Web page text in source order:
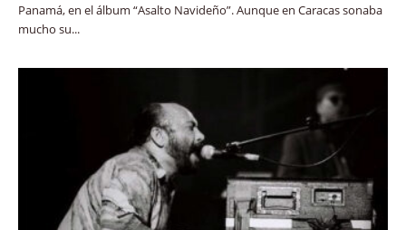
Panamá, en el álbum “Asalto Navideño”. Aunque en Caracas sonaba
mucho su...